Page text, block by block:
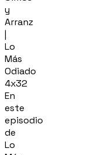
y
Arranz
|
Lo
Más
Odiado
4x32
En
este
episodio
de
Lo